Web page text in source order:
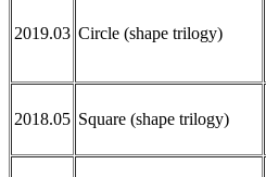
2019.03 Circle (shape trilogy)
2018.05 Square (shape trilogy)